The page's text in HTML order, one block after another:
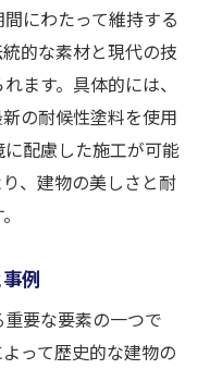
にわたって維持する
的な素材と現代の技
ます。具体的には、
の耐候性塗料を使用
配慮した施工が可能
、建物の美しさと耐
例
要な要素の一つで
って歴史的な建物の